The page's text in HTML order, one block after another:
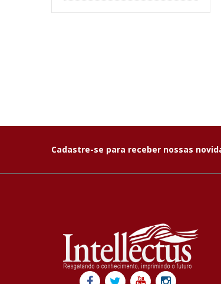
Cadastre-se para receber nossas